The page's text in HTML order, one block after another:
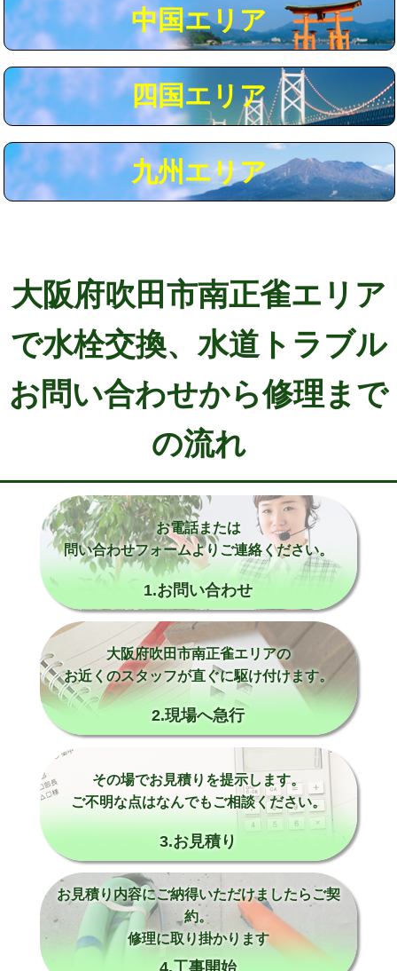
現場見積
※給水管工事は20mmまでの価格です。
中国エリア
四国エリア
九州エリア
大阪府吹田市南正雀エリア
で水栓交換、水道トラブル
お問い合わせから修理まで
の流れ
お電話または
問い合わせフォームよりご連絡ください。
1.お問い合わせ
大阪府吹田市南正雀エリアの
お近くのスタッフが直ぐに駆け付けます。
2.現場へ急行
その場でお見積りを提示します。
ご不明な点はなんでもご相談ください。
3.お見積り
お見積り内容にご納得いただけましたらご契
約。
修理に取り掛かります
4.工事開始